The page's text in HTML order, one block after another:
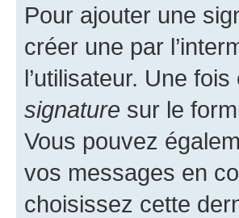
Pour ajouter une
créer une par
l’utilisateur. Une
signature sur le
Vous pouvez
vos messages en
choisissez cette